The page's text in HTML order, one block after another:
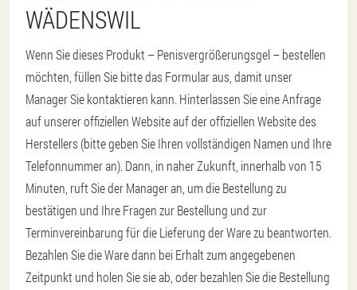
WÄDENSWIL
Wenn Sie dieses Produkt – Penisvergrößerungsgel – bestellen
möchten, füllen Sie bitte das Formular aus, damit unser
Manager Sie kontaktieren kann. Hinterlassen Sie eine Anfrage
auf unserer offiziellen Website auf der offiziellen Website des
Herstellers (bitte geben Sie Ihren vollständigen Namen und Ihre
Telefonnummer an). Dann, in naher Zukunft, innerhalb von 15
Minuten, ruft Sie der Manager an, um die Bestellung zu
bestätigen und Ihre Fragen zur Bestellung und zur
Terminvereinbarung für die Lieferung der Ware zu beantworten.
Bezahlen Sie die Ware dann bei Erhalt zum angegebenen
Zeitpunkt und holen Sie sie ab, oder bezahlen Sie die Bestellung